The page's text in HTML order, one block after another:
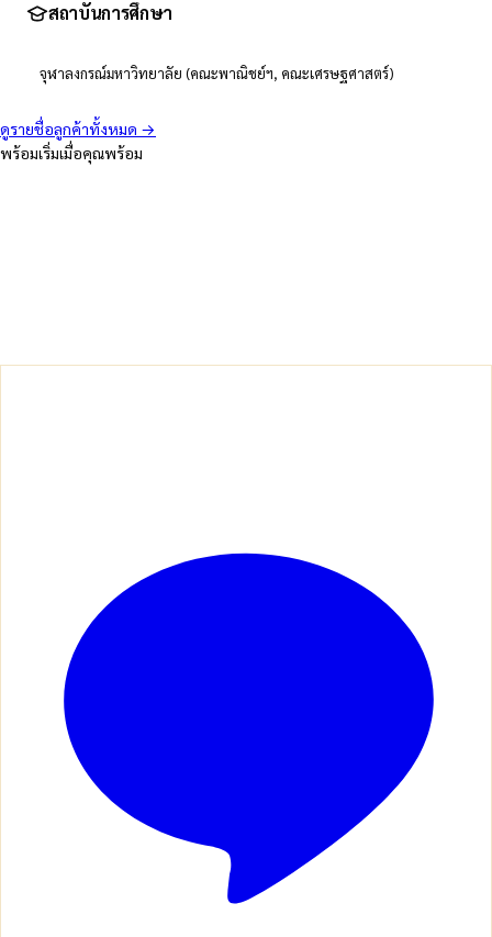
สถาบันการศึกษา
จุฬาลงกรณ์มหาวิทยาลัย (คณะพาณิชย์ฯ, คณะเศรษฐศาสตร์)
ดูรายชื่อลูกค้าทั้งหมด →
พร้อมเริ่มเมื่อคุณพร้อม